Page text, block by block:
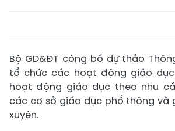
Bộ GD&ĐT công bố dự thảo
tổ chức các hoạt động giáo
hoạt động giáo dục theo nhu
các cơ sở giáo dục phổ thông và
xuyên.